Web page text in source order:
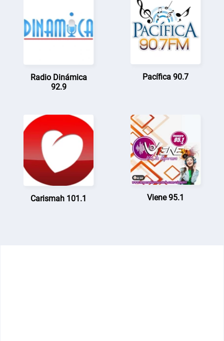
Radio Dinámica
92.9
Pacífica 90.7
Carismah 101.1 Viene 95.1